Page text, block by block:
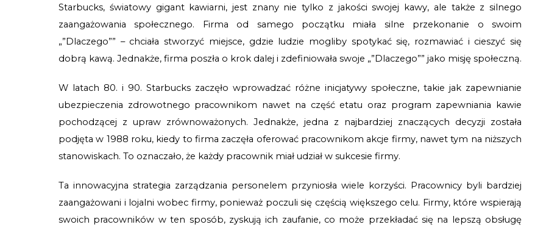
Starbucks, światowy gigant kawiarni, jest znany nie tylko z jakości swojej kawy, ale także z silnego
zaangażowania społecznego. Firma od samego początku miała silne przekonanie o swoim
„”Dlaczego”” – chciała stworzyć miejsce, gdzie ludzie mogliby spotykać się, rozmawiać i cieszyć się
dobrą kawą. Jednakże, firma poszła o krok dalej i zdefiniowała swoje „”Dlaczego”” jako misję społeczną.
W latach 80. i 90. Starbucks zaczęło wprowadzać różne inicjatywy społeczne, takie jak zapewnianie
ubezpieczenia zdrowotnego pracownikom nawet na część etatu oraz program zapewniania kawie
pochodzącej z upraw zrównoważonych. Jednakże, jedna z najbardziej znaczących decyzji została
podjęta w 1988 roku, kiedy to firma zaczęła oferować pracownikom akcje firmy, nawet tym na niższych
stanowiskach. To oznaczało, że każdy pracownik miał udział w sukcesie firmy.
Ta innowacyjna strategia zarządzania personelem przyniosła wiele korzyści. Pracownicy byli bardziej
zaangażowani i lojalni wobec firmy, ponieważ poczuli się częścią większego celu. Firmy, które wspierają
swoich pracowników w ten sposób, zyskują ich zaufanie, co może przekładać się na lepszą obsługę